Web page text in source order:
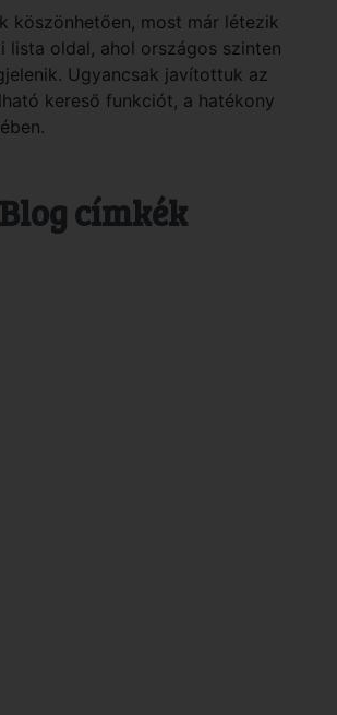
köszönhetően, most már létezik
lista oldal, ahol országos szinten
Ugyancsak javítottuk az
kereső funkciót, a hatékony
Blog címkék